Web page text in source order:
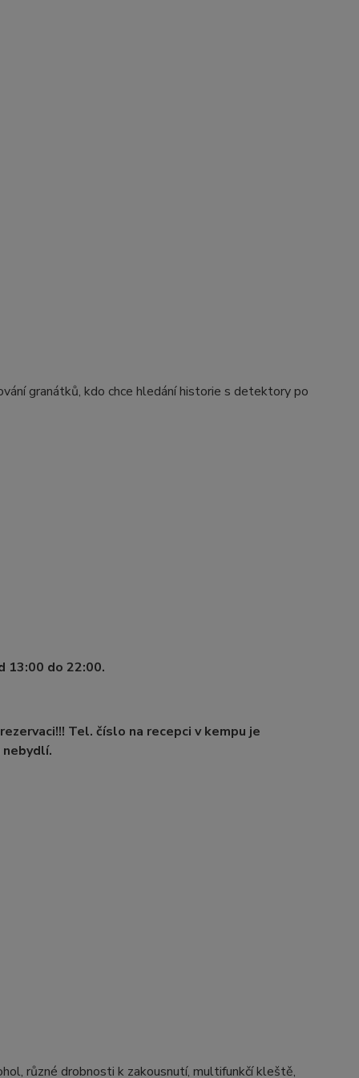
granátků, kdo chce hledání historie s detektory po
13:00 do 22:00.
Tel. číslo na recepci v kempu je
různé drobnosti k zakousnutí, multifunkčí kleště,